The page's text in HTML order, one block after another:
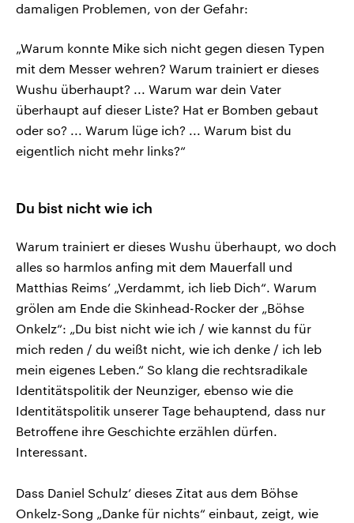
damaligen Problemen, von der Gefahr:
„Warum konnte Mike sich nicht gegen diesen Typen
mit dem Messer wehren? Warum trainiert er dieses
Wushu überhaupt? ... Warum war dein Vater
überhaupt auf dieser Liste? Hat er Bomben gebaut
oder so? ... Warum lüge ich? ... Warum bist du
eigentlich nicht mehr links?“
Du bist nicht wie ich
Warum trainiert er dieses Wushu überhaupt, wo doch
alles so harmlos anfing mit dem Mauerfall und
Matthias Reims’ „Verdammt, ich lieb Dich“. Warum
grölen am Ende die Skinhead-Rocker der „Böhse
Onkelz“: „Du bist nicht wie ich / wie kannst du für
mich reden / du weißt nicht, wie ich denke / ich leb
mein eigenes Leben.“ So klang die rechtsradikale
Identitätspolitik der Neunziger, ebenso wie die
Identitätspolitik unserer Tage behauptend, dass nur
Betroffene ihre Geschichte erzählen dürfen.
Interessant.
Dass Daniel Schulz’ dieses Zitat aus dem Böhse
Onkelz-Song „Danke für nichts“ einbaut, zeigt, wie